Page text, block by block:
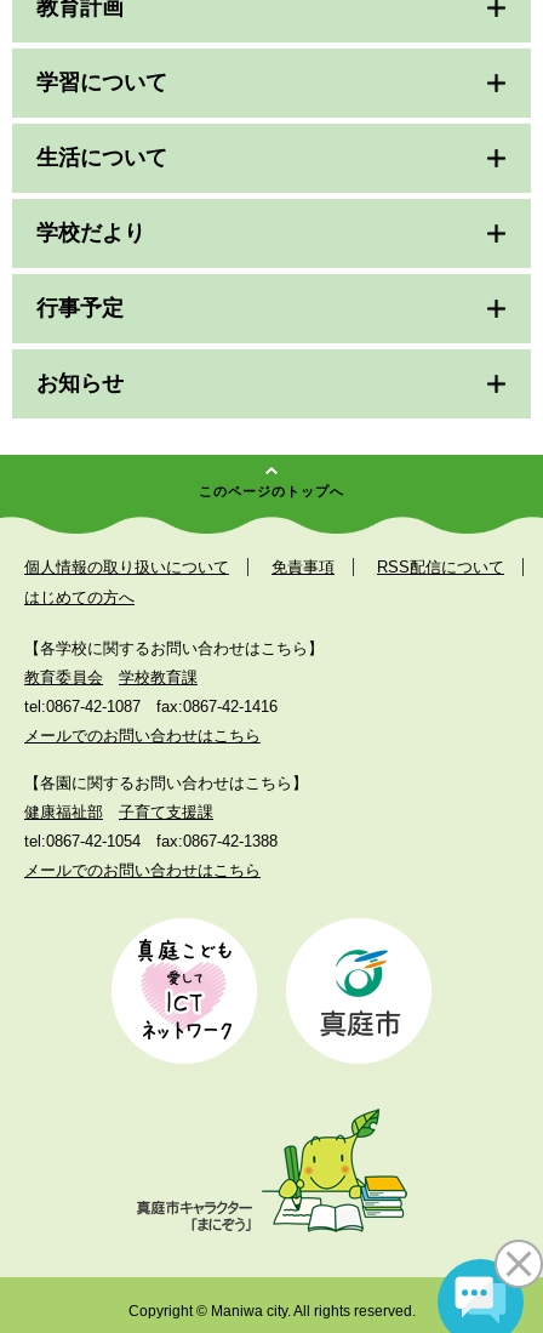
教育計画
学習について
生活について
学校だより
行事予定
お知らせ
このページのトップへ
個人情報の取り扱いについて 免責事項
RSS配信について
はじめての方へ
【各学校に関するお問い合わせはこちら】
教育委員会
学校教育課
tel:0867-42-1087
fax:0867-42-1416
メールでのお問い合わせはこちら
【各園に関するお問い合わせはこちら】
健康福祉部
子育て支援課
tel:0867-42-1054
fax:0867-42-1388
メールでのお問い合わせはこちら
Copyright © Maniwa city. All rights reserved.